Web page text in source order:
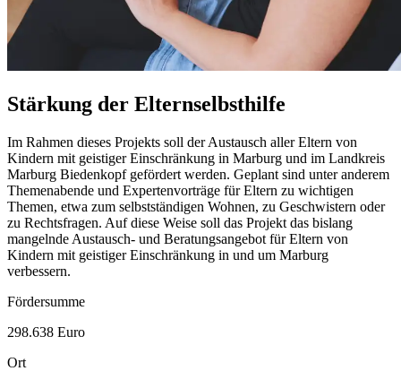
Stärkung der Elternselbsthilfe
Im Rahmen dieses Projekts soll der Austausch aller Eltern von
Kindern mit geistiger Einschränkung in Marburg und im Landkreis
Marburg Biedenkopf gefördert werden. Geplant sind unter anderem
Themenabende und Expertenvorträge für Eltern zu wichtigen
Themen, etwa zum selbstständigen Wohnen, zu Geschwistern oder
zu Rechtsfragen. Auf diese Weise soll das Projekt das bislang
mangelnde Austausch- und Beratungsangebot für Eltern von
Kindern mit geistiger Einschränkung in und um Marburg
verbessern.
Fördersumme
298.638 Euro
Ort